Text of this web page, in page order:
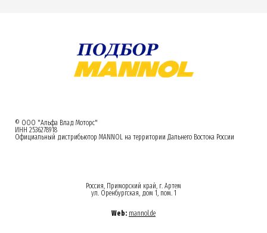
© ООО "Альфа Влад Моторс"
ИНН 2536278918
Официальный дистрибьютор MANNOL на территории Дальнего Востока России
Россия, Приморский край, г. Артем
ул. Оренбургская, дом 1, пом. 1
Web: mannol.de